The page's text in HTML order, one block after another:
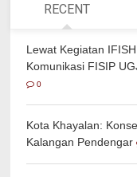
RECENT
Lewat Kegiatan
Komunikasi FISIP
0
Kota Khayalan:
Kalangan Pendengar